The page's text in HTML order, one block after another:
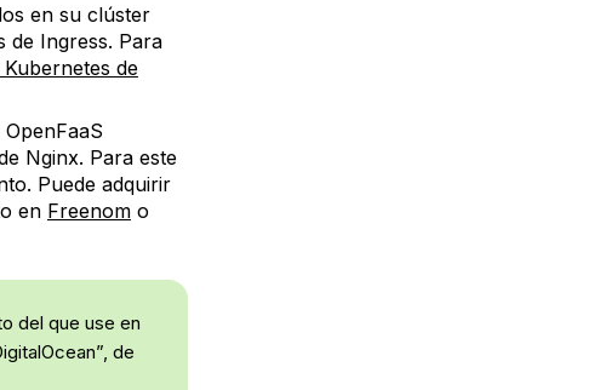
en su clúster
de Ingress. Para
de
Nginx. Para este
Puede adquirir
en Freenomo
del que use en
de